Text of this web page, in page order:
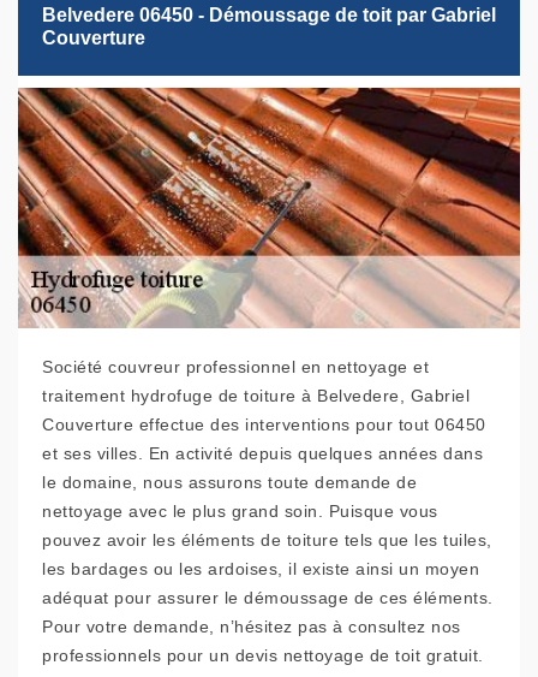
Belvedere 06450 - Démoussage de toit par Gabriel
Couverture
Société couvreur professionnel en nettoyage et
traitement hydrofuge de toiture à Belvedere, Gabriel
Couverture effectue des interventions pour tout 06450
et ses villes. En activité depuis quelques années dans
le domaine, nous assurons toute demande de
nettoyage avec le plus grand soin. Puisque vous
pouvez avoir les éléments de toiture tels que les tuiles,
les bardages ou les ardoises, il existe ainsi un moyen
adéquat pour assurer le démoussage de ces éléments.
Pour votre demande, n’hésitez pas à consultez nos
professionnels pour un devis nettoyage de toit gratuit.